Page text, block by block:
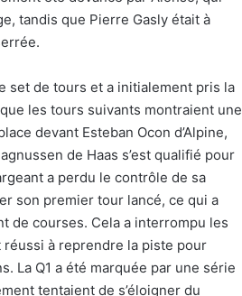
tandis que Pierre Gasly était à
set de tours et a initialement pris la
les tours suivants montraient une
devant Esteban Ocon d’Alpine,
de Haas s’est qualifié pour
a perdu le contrôle de sa
son premier tour lancé, ce qui a
de courses. Cela a interrompu les
à reprendre la piste pour
La Q1 a été marquée par une série
tentaient de s’éloigner du